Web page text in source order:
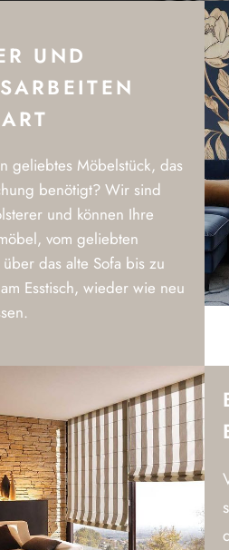
UND
geliebtes Möbelstück, das
benötigt? Wir sind
und können Ihre
vom geliebten
das alte Sofa bis zu
Esstisch, wieder wie neu